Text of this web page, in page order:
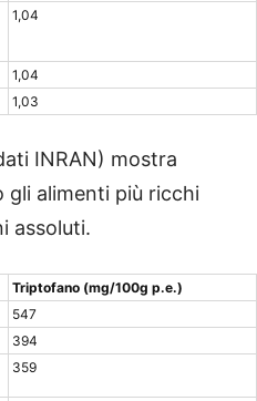
1,04
1,04
1,03
INRAN) mostra
gli alimenti più ricchi
assoluti.
Triptofano (mg/100g p.e.)
547
394
359